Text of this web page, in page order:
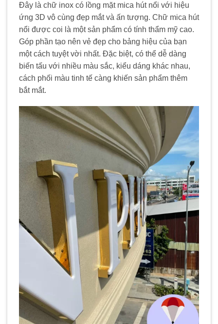
Đây là chữ inox có lồng mặt mica hút nổi với hiệu
ứng 3D vô cùng đẹp mắt và ấn tượng. Chữ mica hút
nổi được coi là một sản phẩm có tính thẩm mỹ cao.
Góp phần tạo nên vẻ đẹp cho bảng hiệu của bạn
một cách tuyệt vời nhất. Đặc biệt, có thể dễ dàng
biến tấu với nhiều màu sắc, kiểu dáng khác nhau,
cách phối màu tinh tế càng khiến sản phẩm thêm
bắt mắt.